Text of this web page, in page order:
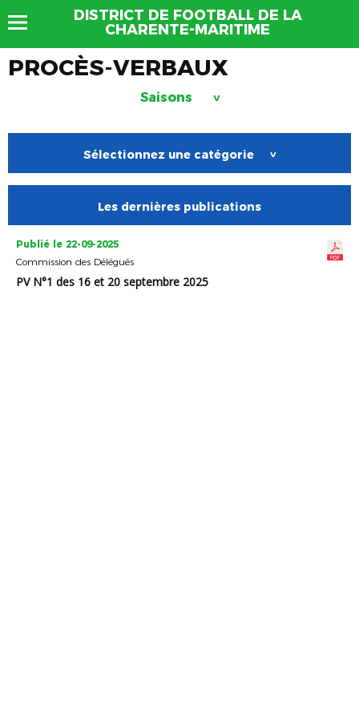
DISTRICT DE FOOTBALL DE LA
CHARENTE-MARITIME
PROCÈS-VERBAUX
Saisons >
Sélectionnez une catégorie >
Les dernières publications
Publié le 22-09-2025
Commission des Délégués
PV N°1 des 16 et 20 septembre 2025